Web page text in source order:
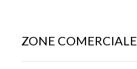
ZONE COMERCIALE